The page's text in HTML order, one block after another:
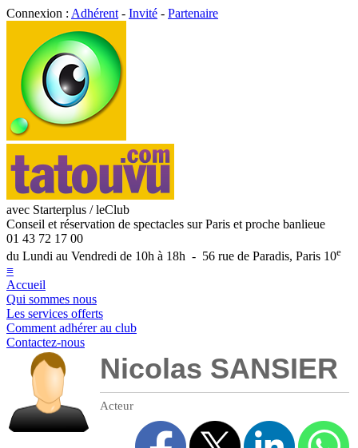
Connexion : Adhérent - Invité - Partenaire
avec Starterplus / leClub
Conseil et réservation de spectacles sur Paris et proche banlieue
01 43 72 17 00
du Lundi au Vendredi de 10h à 18h - 56 rue de Paradis, Paris 10e
≡
Accueil
Qui sommes nous
Les services offerts
Comment adhérer au club
Contactez-nous
Nicolas SANSIER
Acteur